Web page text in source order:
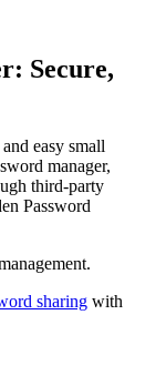
Secure,
easy small
manager,
third-party
Password
sharing with